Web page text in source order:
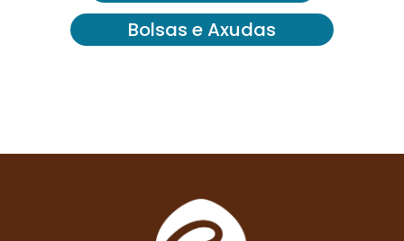
Bolsas e Axudas